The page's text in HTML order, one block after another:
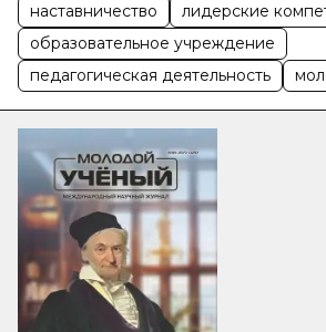
наставничество
лидерские
образовательное учреждение
педагогическая деятельность